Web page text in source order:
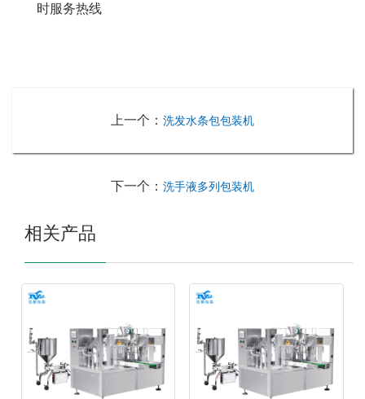
时服务热线
上一个： 洗发水条包包装机
下一个： 洗手液多列包装机
相关产品